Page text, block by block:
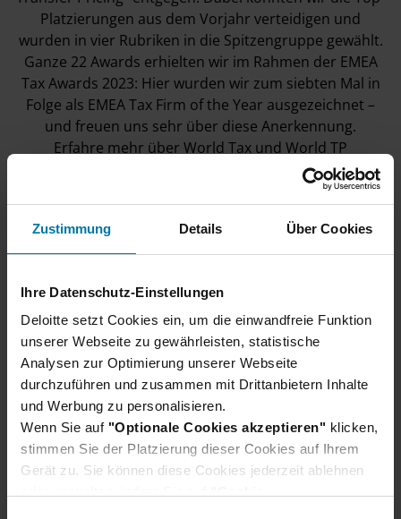
Zustimmung Details Über Cookies
Ihre Datenschutz-Einstellungen
Deloitte setzt Cookies ein, um die einwandfreie Funktion
unserer Webseite zu gewährleisten, statistische
Analysen zur Optimierung unserer Webseite
durchzuführen und zusammen mit Drittanbietern Inhalte
und Werbung zu personalisieren.
Wenn Sie auf "Optionale Cookies akzeptieren" klicken,
stimmen Sie der Platzierung dieser Cookies auf Ihrem
Gerät zu. Sie können diese Cookies jederzeit ablehnen
Platzierungen aus dem Vorjahr verteidigen und
wurden in vier Rubriken in die Spitzengruppe gewählt.
Ganze 22 Awards erhielten wir im Rahmen der EMEA
Tax Awards 2023: Hier wurden wir zum siebten Mal in
Folge als EMEA Tax Firm of the Year ausgezeichnet –
und freuen uns sehr über diese Anerkennung.
Erfahre mehr über World Tax und World TP
Erfahre mehr über die EMEA Tax Awards